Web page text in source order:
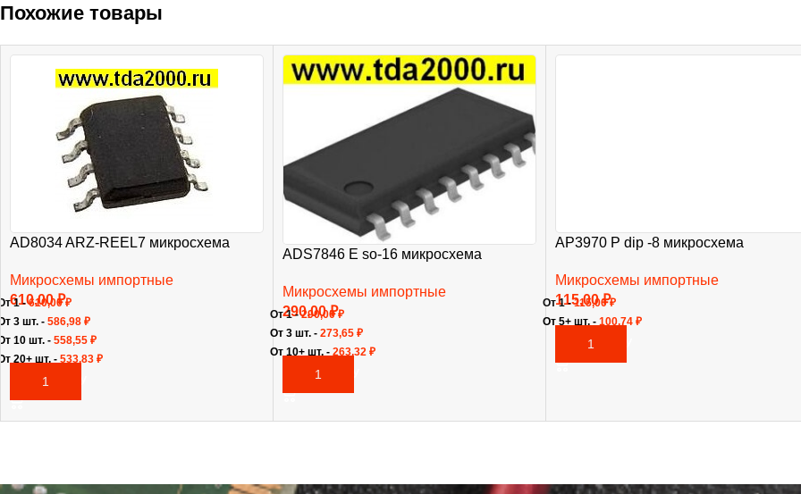
Похожие товары
AD8034 ARZ-REEL7 микросхема
Микросхемы импортные
610,00₽
В КОРЗИНУ
1 -610,00₽
3 шт. - 586,98 ₽
10 шт. - 558,55 ₽
20+ шт. - 533,83 ₽
ADS7846 E so-16 микросхема
Микросхемы импортные
290,00₽
В КОРЗИНУ
От 1 -290,00₽
От 3 шт. - 273,65 ₽
От 10+ шт. - 263,32 ₽
AP3970 P dip -8 микросхема
Микросхемы импортные
115,00₽
В КОРЗИНУ
От 1 -115,00₽
От 5+ шт. - 100,74 ₽